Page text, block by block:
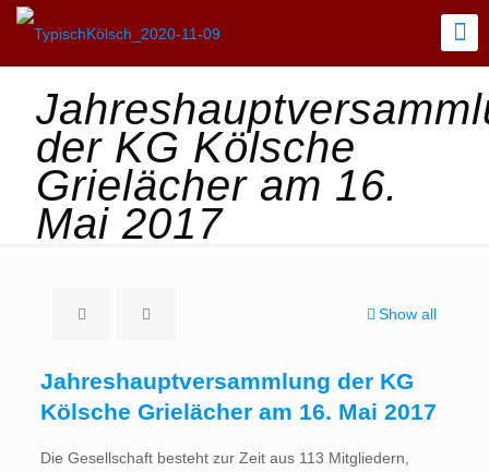
der KG Kölsche
Grielächer am 16.
Mai 2017
Show all
Jahreshauptversammlung der KG
Kölsche Grielächer am 16. Mai 2017
Die Gesellschaft besteht zur Zeit aus 113 Mitgliedern,